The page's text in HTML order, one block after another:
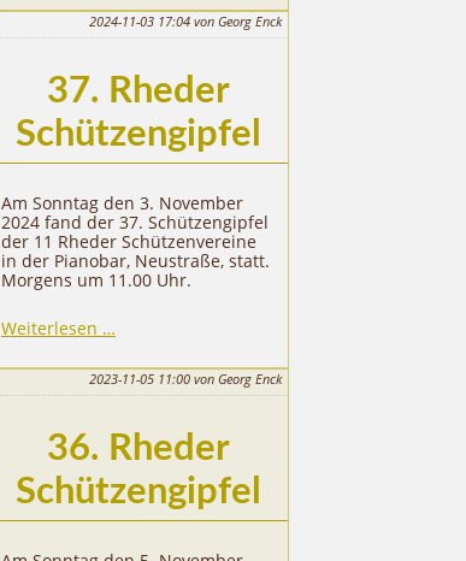
2024-11-03 17:04 von Georg Enck
37. Rheder
Schützengipfel
Am Sonntag den 3. November
2024 fand der 37. Schützengipfel
der 11 Rheder Schützenvereine
in der Pianobar, Neustraße, statt.
Morgens um 11.00 Uhr.
Weiterlesen …
Schützengipfel
2023-11-05 11:00 von Georg Enck
36. Rheder
Schützengipfel